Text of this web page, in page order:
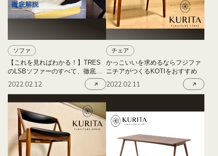
ソファ
【これを見ればわかる！】TRES
のLSBソファーのすべて、徹底解
説
2022.02.12
チェア
かっこいいを求めるならフジファ
ニチアがつくるKOTIをおすすめ
2022.02.11